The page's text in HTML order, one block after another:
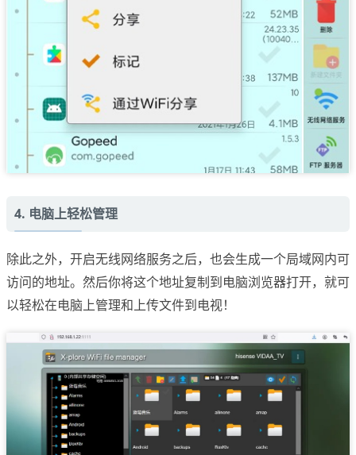
4. 电脑上轻松管理
除此之外，开启无线网络服务之后，也会生成一个局域网内可
访问的地址。然后你将这个地址复制到电脑浏览器打开，就可
以轻松在电脑上管理和上传文件到电视！